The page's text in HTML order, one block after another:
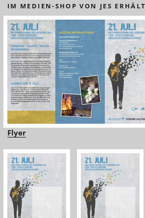
IM MEDIEN-SHOP VON JES
Flyer